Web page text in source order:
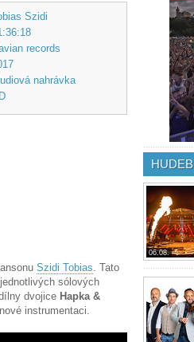
Szidi
records
nahrávka
Szidi Tobias. Tato
sólových
dvojice Hapka &
instrumentaci.
06.08.